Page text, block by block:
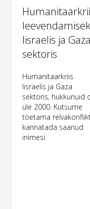
Iisraelis ja Gaza
sektoris
Humanitaarkriis
Iisraelis ja Gaza
sektoris, hukkunuid
üle 2000. Kutsume
toetama
kannatada saanud
inimesi.